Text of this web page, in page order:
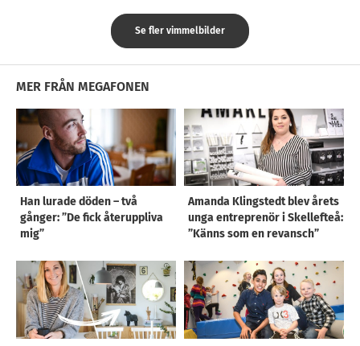
Se fler vimmelbilder
MER FRÅN MEGAFONEN
Han lurade döden – två
gånger: ”De fick återuppliva
mig”
Amanda Klingstedt blev årets
unga entreprenör i Skellefteå:
”Känns som en revansch”